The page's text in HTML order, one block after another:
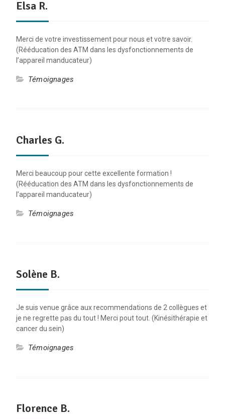
Elsa R.
Merci de votre investissement pour nous et votre savoir.
(Rééducation des ATM dans les dysfonctionnements de
l’appareil manducateur)
Témoignages
Charles G.
Merci beaucoup pour cette excellente formation !
(Rééducation des ATM dans les dysfonctionnements de
l’appareil manducateur)
Témoignages
Solène B.
Je suis venue grâce aux recommendations de 2 collègues et
je ne regrette pas du tout ! Merci pout tout. (Kinésithérapie et
cancer du sein)
Témoignages
Florence B.